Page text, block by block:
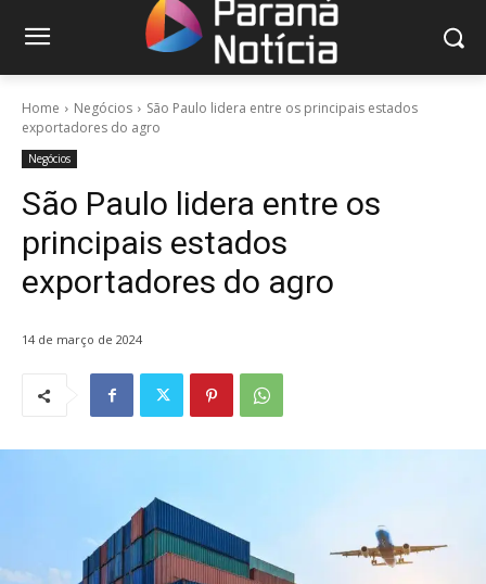
Home Negócios
São Paulo lidera entre os principais estados
exportadores do agro
Negócios
São Paulo lidera entre os
principais estados
exportadores do agro
14 de março de 2024